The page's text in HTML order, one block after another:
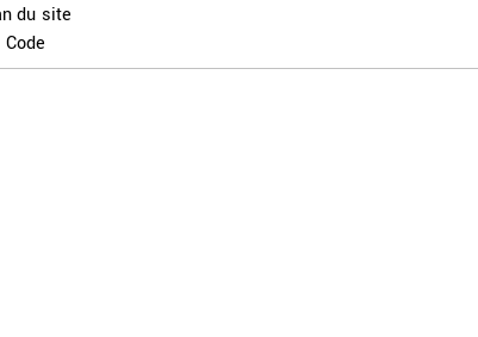
du site
Code